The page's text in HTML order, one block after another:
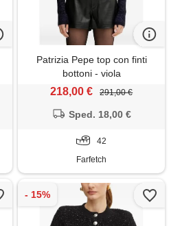
Patrizia Pepe top con finti
bottoni - viola
218,00 € 291,00 €
Sped. 18,00 €
42
Farfetch